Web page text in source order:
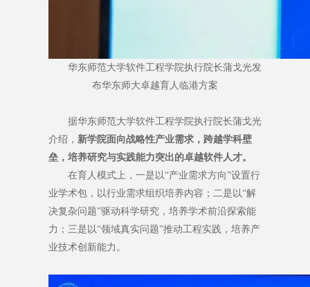
华东师范大学软件工程学院执行院长蒲戈光发
布华东师大卓越育人临港方案
据华东师范大学软件工程学院执行院长蒲戈光
介绍， 新学院面向战略性产业需求，跨越学科壁
垒，培养研究与实践能力突出的卓越软件人才。
在育人模式上，一是以“产业需求方向”设置行
业学术包，以行业需求组织培养内容；二是以“解
决复杂问题”驱动科学研究，培养学术前沿探索能
力；三是以“领域真实问题”推动工程实践，培养产
业技术创新能力。